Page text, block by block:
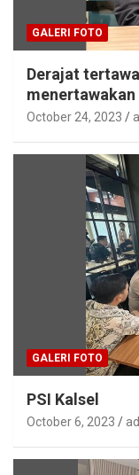
GALERI FOTO
Derajat
October 24, 2023
GALERI FOTO
PSI Kalsel
October 6, 2023